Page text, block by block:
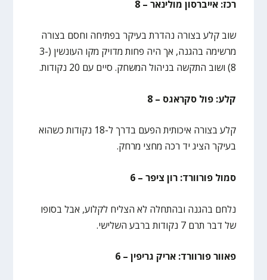
רכז: אייברסון מולינאר – 8
שוב קלע בצורה נהדרת בעיקר בפתיחה וחסם בצורה
מרשימה בהגנה, אך היה פחות מדויק מקו העונשין (3-
8) ושוב התקשה בניהול המשחק. סיים עם 20 נקודות.
קלע: פול סקראגס – 8
קלע בצורה איכותית הפעם בדרך ל-18 נקודות כשהוא
בעיקר הציג יד רכה מחצי מרחק.
סמול פורוורד: רון ציפר – 6
נלחם בהגנה ובהתחלה לא הצליח לקלוע, אבל בסופו
של דבר תרם 7 נקודות ברבע השלישי.
פאוור פורוורד: אריק גריפין – 6